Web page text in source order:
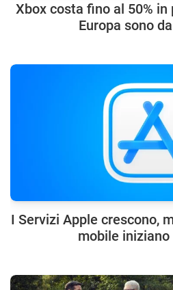
Xbox costa fino al 50%
Europa sono
I Servizi Apple crescono,
mobile